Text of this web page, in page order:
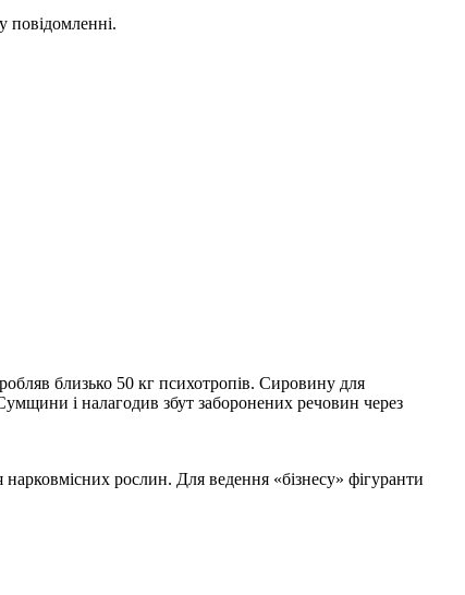
повідомленні.
близько 50 кг психотропів. Сировину для
і налагодив збут заборонених речовин через
рослин. Для ведення «бізнесу» фігуранти